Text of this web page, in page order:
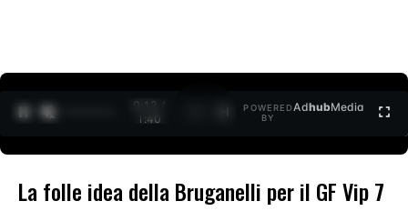
0:12 /
1:40
POWERED
BY
AdhubMedia
La folle idea della Bruganelli per il GF Vip 7